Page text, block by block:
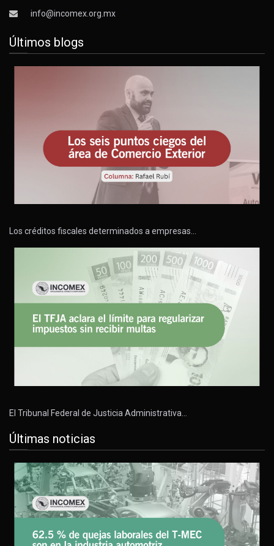
info@incomex.org.mx
Últimos blogs
Los créditos fiscales determinados a empresas…
El Tribunal Federal de Justicia Administrativa…
Últimas noticias